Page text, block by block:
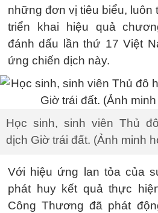
những đơn vị tiêu biểu, luôn
triển khai hiệu quả
đánh dấu lần thứ 17 Việt
ứng chiến dịch này.
Học sinh, sinh viên Thủ
dịch Giờ trái đất. (Ảnh minh
Với hiệu ứng lan tỏa của
phát huy kết quả thực
Công Thương đã phát